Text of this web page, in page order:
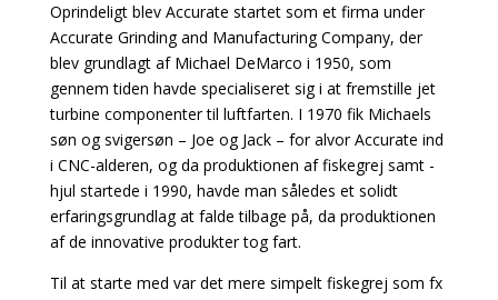
Oprindeligt blev Accurate startet som et firma under
Accurate Grinding and Manufacturing Company, der
blev grundlagt af Michael DeMarco i 1950, som
gennem tiden havde specialiseret sig i at fremstille jet
turbine componenter til luftfarten. I 1970 fik Michaels
søn og svigersøn – Joe og Jack – for alvor Accurate ind
i CNC-alderen, og da produktionen af fiskegrej samt -
hjul startede i 1990, havde man således et solidt
erfaringsgrundlag at falde tilbage på, da produktionen
af de innovative produkter tog fart.
Til at starte med var det mere simpelt fiskegrej som fx